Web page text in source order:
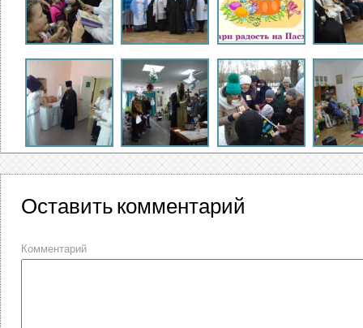
Оставить комментарий
Комментарий